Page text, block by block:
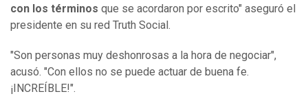
con los términos que se acordaron por escrito" aseguró el
presidente en su red Truth Social.
"Son personas muy deshonrosas a la hora de negociar",
acusó. "Con ellos no se puede actuar de buena fe.
¡INCREÍBLE!".